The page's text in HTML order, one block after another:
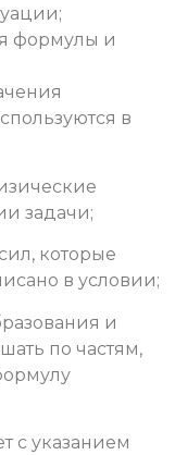
формулы и
в
задачи;
которые
в условии;
и
по частям,
с указанием